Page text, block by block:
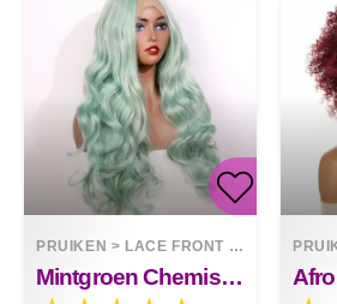
PRUIKEN > LACE FRONT WIGS
Mintgroen Chemische Vezel Hoge Temperatuur Zijde Front Lace